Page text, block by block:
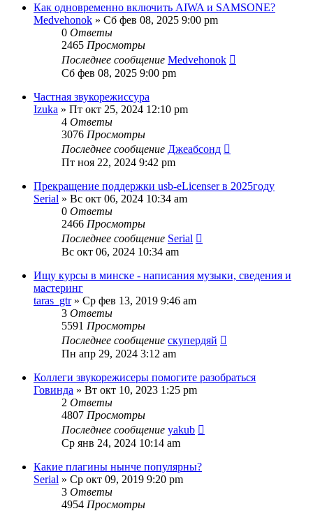
Как одновременно включить AIWA и SAMSONE?
Medvehonok » Сб фев 08, 2025 9:00 pm
0 Ответы
2465 Просмотры
Последнее сообщение Medvehonok
Сб фев 08, 2025 9:00 pm
Частная звукорежиссура
Izuka » Пт окт 25, 2024 12:10 pm
4 Ответы
3076 Просмотры
Последнее сообщение Джеабсонд
Пт ноя 22, 2024 9:42 pm
Прекращение поддержки usb-eLicenser в 2025году
Serial » Вс окт 06, 2024 10:34 am
0 Ответы
2466 Просмотры
Последнее сообщение Serial
Вс окт 06, 2024 10:34 am
Ищу курсы в минске - написания музыки, сведения и
мастеринг
taras_gtr» Ср фев 13, 2019 9:46 am
3 Ответы
5591 Просмотры
Последнее сообщение скупердяй
Пн апр 29, 2024 3:12 am
Коллеги звукорежисеры помогите разобраться
Говинда » Вт окт 10, 2023 1:25 pm
2 Ответы
4807 Просмотры
Последнее сообщение yakub
Ср янв 24, 2024 10:14 am
Какие плагины нынче популярны?
Serial » Ср окт 09, 2019 9:20 pm
3 Ответы
4954 Просмотры